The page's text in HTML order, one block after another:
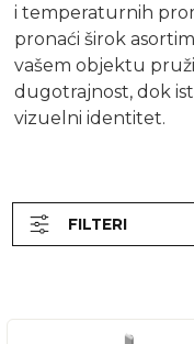
i temperaturnih
pronaći širok
vašem objektu
dugotrajnost, dok
vizuelni identitet.
FILTERI